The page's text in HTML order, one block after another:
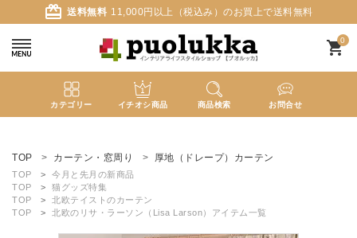
card_giftcard 送料無料 11,000円以上（税込み）のお買上で送料無料
0
shopping_cart
カテゴリー イチオシ商品 商品検索 お問合せ
ようこそ ゲスト 様
meeting_room ログイン person
TOP カーテン・窓周り 厚地（ドレープ）カーテン
TOP
今月と先月の新商品
TOP
猫グッズ特集
TOP
北欧テイストのカーテン
TOP
北欧のリサ・ラーソン（Lisa Larson）アイテム一覧